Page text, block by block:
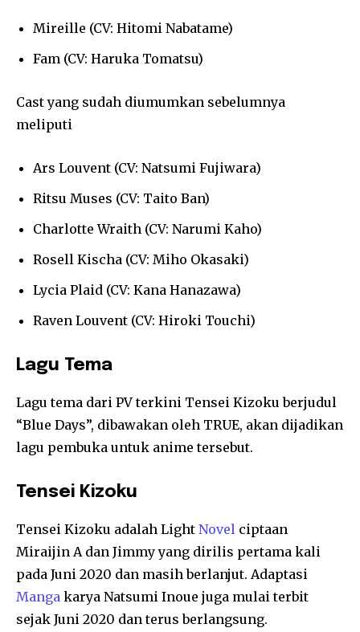
Mireille (CV: Hitomi Nabatame)
Fam (CV: Haruka Tomatsu)
Cast yang sudah diumumkan sebelumnya
meliputi
Ars Louvent (CV: Natsumi Fujiwara)
Ritsu Muses (CV: Taito Ban)
Charlotte Wraith (CV: Narumi Kaho)
Rosell Kischa (CV: Miho Okasaki)
Lycia Plaid (CV: Kana Hanazawa)
Raven Louvent (CV: Hiroki Touchi)
Lagu Tema
Lagu tema dari PV terkini Tensei Kizoku berjudul
“Blue Days”, dibawakan oleh TRUE, akan dijadikan
lagu pembuka untuk anime tersebut.
Tensei Kizoku
Tensei Kizoku adalah Light Novel ciptaan
Miraijin A dan Jimmy yang dirilis pertama kali
pada Juni 2020 dan masih berlanjut. Adaptasi
Manga karya Natsumi Inoue juga mulai terbit
sejak Juni 2020 dan terus berlangsung.